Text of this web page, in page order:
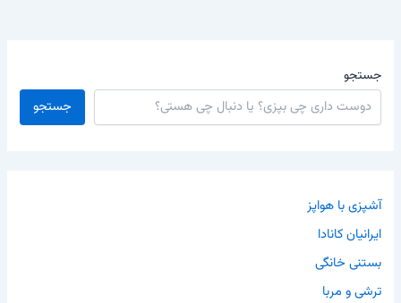
جستجو
جستجو
آشپزی با هواپز
ایرانیان کانادا
بستنی خانگی
ترشی و مربا